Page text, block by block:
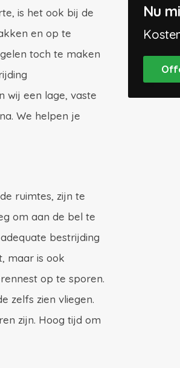
is het ook bij de
en op te
toch te maken
wij een lage, vaste
We helpen je
ruimtes, zijn te
om aan de bel te
bestrijding
maar is ook
op te sporen.
zelfs zien vliegen.
zijn. Hoog tijd om
Nu